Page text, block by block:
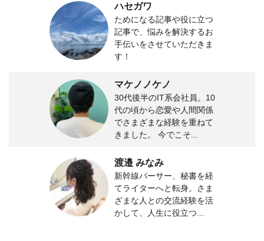
ハセガワ
ためになる記事や役に立つ
記事で、悩みを解決するお
手伝いをさせていただきま
す！
マケノノケノ
30代後半のIT系会社員。10
代の頃から恋愛や人間関係
でさまざまな経験を重ねて
きました。 今でこそ...
渡邉 みなみ
新幹線パーサー、秘書を経
てライターへと転身。さま
ざまな人との交流経験を活
かして、人生に役立つ...